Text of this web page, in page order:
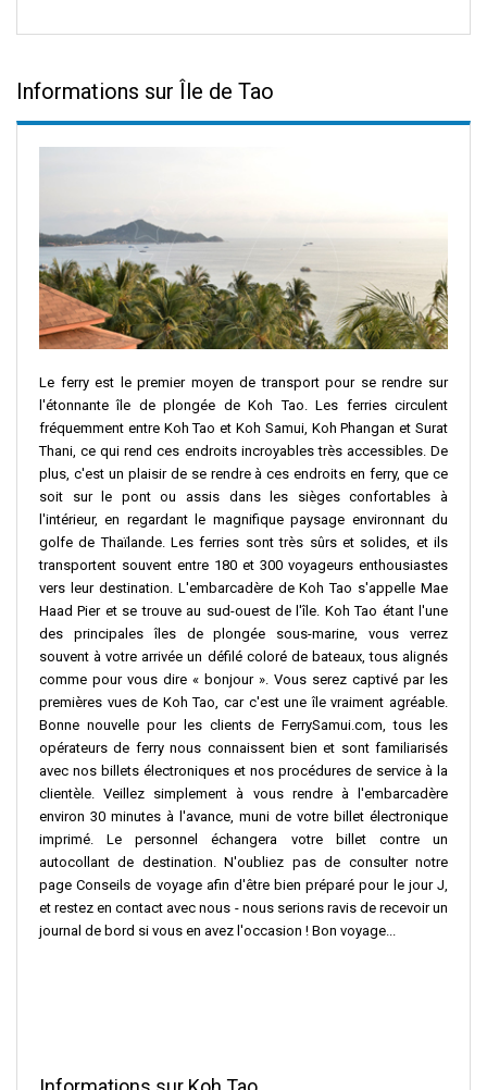
Informations sur Île de Tao
Le ferry est le premier moyen de transport pour se rendre sur
l'étonnante île de plongée de Koh Tao. Les ferries circulent
fréquemment entre Koh Tao et Koh Samui, Koh Phangan et Surat
Thani, ce qui rend ces endroits incroyables très accessibles. De
plus, c'est un plaisir de se rendre à ces endroits en ferry, que ce
soit sur le pont ou assis dans les sièges confortables à
l'intérieur, en regardant le magnifique paysage environnant du
golfe de Thaïlande. Les ferries sont très sûrs et solides, et ils
transportent souvent entre 180 et 300 voyageurs enthousiastes
vers leur destination. L'embarcadère de Koh Tao s'appelle Mae
Haad Pier et se trouve au sud-ouest de l'île. Koh Tao étant l'une
des principales îles de plongée sous-marine, vous verrez
souvent à votre arrivée un défilé coloré de bateaux, tous alignés
comme pour vous dire « bonjour ». Vous serez captivé par les
premières vues de Koh Tao, car c'est une île vraiment agréable.
Bonne nouvelle pour les clients de FerrySamui.com, tous les
opérateurs de ferry nous connaissent bien et sont familiarisés
avec nos billets électroniques et nos procédures de service à la
clientèle. Veillez simplement à vous rendre à l'embarcadère
environ 30 minutes à l'avance, muni de votre billet électronique
imprimé. Le personnel échangera votre billet contre un
autocollant de destination. N'oubliez pas de consulter notre
page Conseils de voyage afin d'être bien préparé pour le jour J,
et restez en contact avec nous - nous serions ravis de recevoir un
journal de bord si vous en avez l'occasion ! Bon voyage...